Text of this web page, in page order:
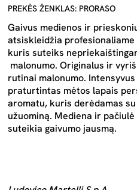
PREKĖS ŽENKLAS: PRORASO
Gaivus medienos ir
atsiskleidžia
kuris suteiks
malonumo. Originalus ir
rutinai malonumo.
praturtintas mėtos lapais
aromatu, kuris derėdamas
užuominą. Mediena ir
suteikia gaivumo jausmą.